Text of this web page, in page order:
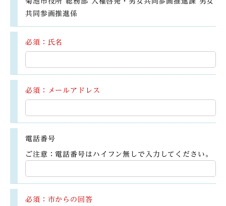
共同参画推進係
必須：氏名
必須：メールアドレス
電話番号
ご注意：電話番号はハイフン無しで入力してください。
必須：市からの回答